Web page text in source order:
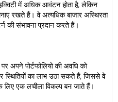
में अधिक आवंटन होता है, लेकिन
रखते हैं। वे अत्यधिक बाजार अस्थिरता
की संभावना प्रदान करते हैं।
अपने पोर्टफोलियो की अवधि को
स्थितियों का लाभ उठा सकते हैं, जिससे वे
लिए एक लचीला विकल्प बन जाते हैं।